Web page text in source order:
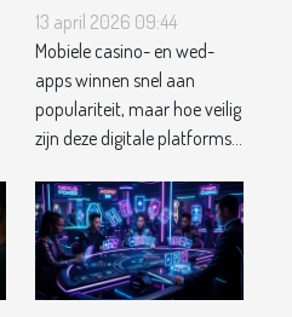
casino- en
wed-apps?
13 april 2026 09:44
Mobiele casino- en wed-
apps winnen snel aan
populariteit, maar hoe veilig
zijn deze digitale platforms...